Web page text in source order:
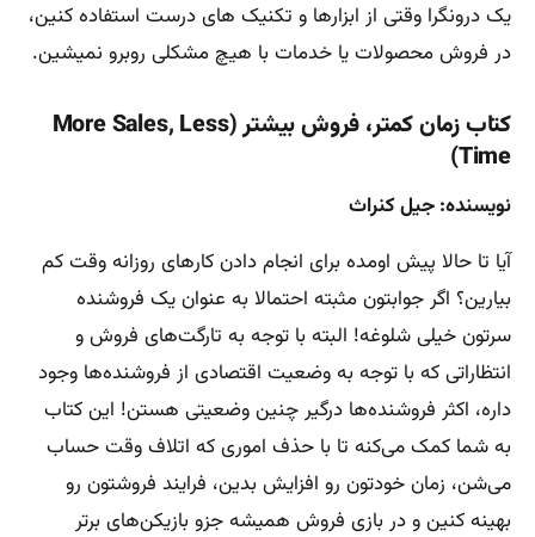
یک درونگرا وقتی از ابزارها و تکنیک های درست استفاده کنین،
در فروش محصولات یا خدمات با هیچ مشکلی روبرو نمیشین.
کتاب زمان کمتر، فروش بیشتر (More Sales, Less
Time)
نویسنده: جیل کنراث
آیا تا حالا پیش اومده برای انجام دادن کارهای روزانه وقت کم
بیارین؟ اگر جوابتون مثبته احتمالا به عنوان یک فروشنده
سرتون خیلی شلوغه! البته با توجه به تارگت‌های فروش و
انتظاراتی که با توجه به وضعیت اقتصادی از فروشنده‌ها وجود
داره، اکثر فروشنده‌ها درگیر چنین وضعیتی هستن! این کتاب
به شما کمک می‌کنه تا با حذف اموری که اتلاف وقت حساب
می‌شن، زمان خودتون رو افزایش بدین، فرایند فروشتون رو
بهینه کنین و در بازی فروش همیشه جزو بازیکن‌های برتر